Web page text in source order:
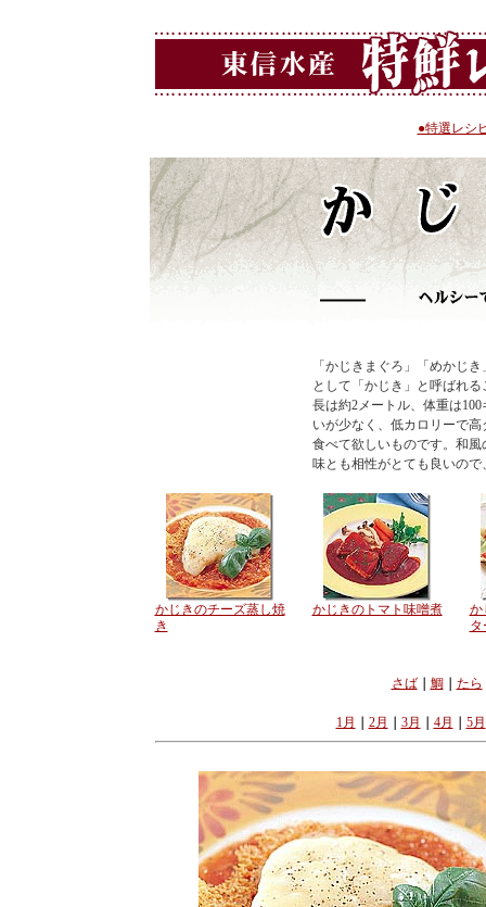
●特選レシ
「かじきまぐろ」「めかじ
として「かじき」と呼ばれ
長は約2メートル、体重は
いが少なく、低カロリーで
食べて欲しいものです。和
味とも相性がとても良いの
かじきのチーズ蒸し焼
き
かじきのトマト味噌煮
か
タ
さば｜ 鯛 たら
1月 2月 3月 4月 5月